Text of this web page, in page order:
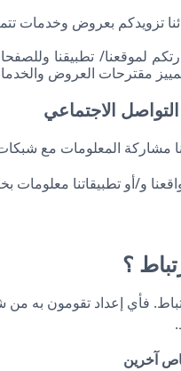
تزويدكم بعروض وخدمات
لموقعنا/ تطبيقنا
مقترحات العروض
مشاركة المعلومات مع
و/أو تطبيقاتنا
؟
فأي إعداد تقومون
آخرين